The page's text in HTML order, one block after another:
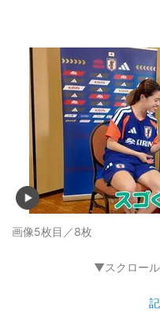
画像5枚目／8枚
▼スクロー